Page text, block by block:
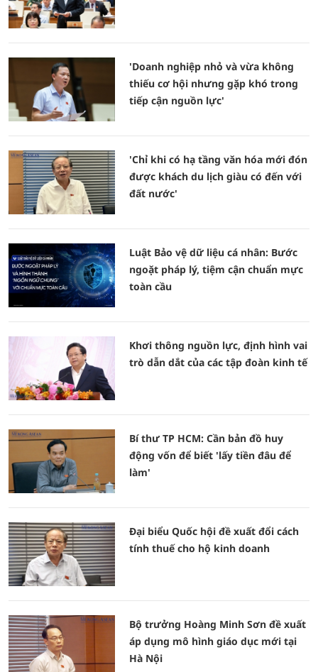
'Doanh nghiệp nhỏ và vừa không
thiếu cơ hội nhưng gặp khó trong
tiếp cận nguồn lực'
'Chỉ khi có hạ tầng văn hóa mới đón
được khách du lịch giàu có đến với
đất nước'
Luật Bảo vệ dữ liệu cá nhân: Bước
ngoặt pháp lý, tiệm cận chuẩn mực
toàn cầu
Khơi thông nguồn lực, định hình vai
trò dẫn dắt của các tập đoàn kinh tế
Bí thư TP HCM: Cần bản đồ huy
động vốn để biết 'lấy tiền đâu để
làm'
Đại biểu Quốc hội đề xuất đổi cách
tính thuế cho hộ kinh doanh
Bộ trưởng Hoàng Minh Sơn đề xuất
áp dụng mô hình giáo dục mới tại
Hà Nội